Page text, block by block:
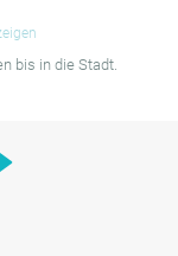
bis in die Stadt.